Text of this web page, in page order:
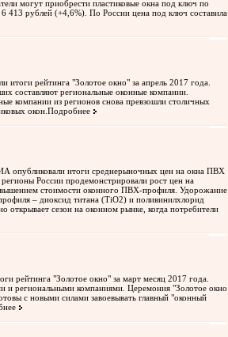
могут приобрести пластиковые окна под ключ по
413 рублей (+4,6%). По России цена под ключ составила
рейтинга "Золотое окно" за апрель 2017 года.
составляют региональные оконные компании.
компании из регионов снова превзошли столичных
окон. Подробнее
итоги среднерыночных цен на окна ПВХ
России продемонстрировали рост цен на
стоимости оконного ПВХ-профиля. Удорожание
– диоксид титана (TiO2) и поливинилхлорид
сезон на оконном рынке, когда потребители
"Золотое окно" за март месяц 2017 года.
и региональными компаниями. Церемония "Золотое окно
с новыми силами завоевывать главный "оконный